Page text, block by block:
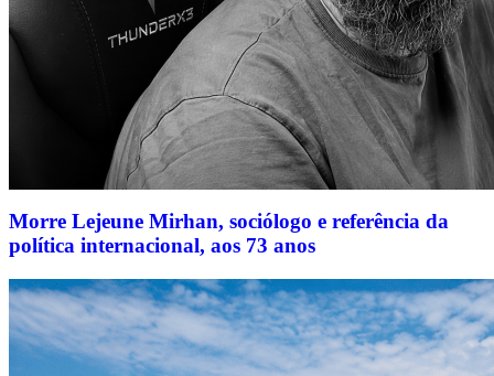
Morre Lejeune Mirhan, sociólogo e referência da
política internacional, aos 73 anos